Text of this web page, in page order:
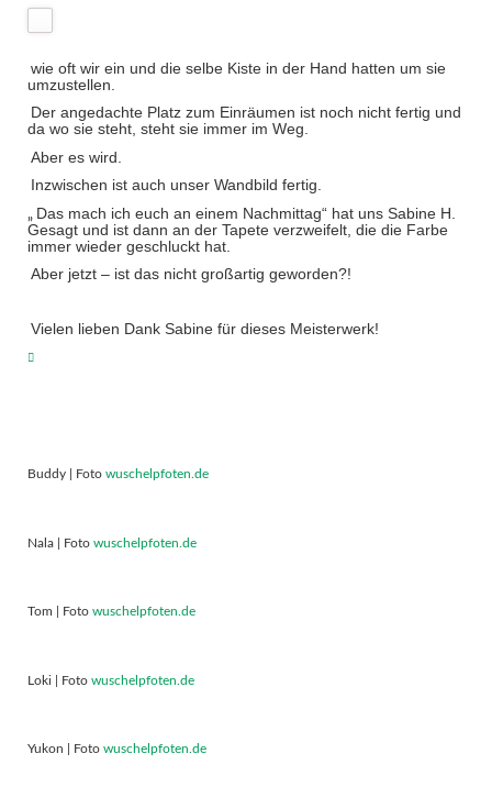
wie oft wir ein und die selbe Kiste in der Hand hatten um sie
umzustellen.
Der angedachte Platz zum Einräumen ist noch nicht fertig und
da wo sie steht, steht sie immer im Weg.
Aber es wird.
Inzwischen ist auch unser Wandbild fertig.
„ Das mach ich euch an einem Nachmittag“ hat uns Sabine H.
Gesagt und ist dann an der Tapete verzweifelt, die die Farbe
immer wieder geschluckt hat.
Aber jetzt – ist das nicht großartig geworden?!
Vielen lieben Dank Sabine für dieses Meisterwerk!
Buddy | Foto wuschelpfoten.de
Nala | Foto wuschelpfoten.de
Tom | Foto wuschelpfoten.de
Loki | Foto wuschelpfoten.de
Yukon | Foto wuschelpfoten.de